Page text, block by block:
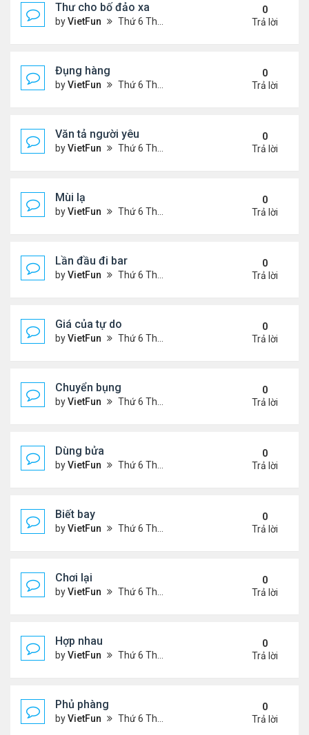
Thư cho bố đảo xa
byVietFun Thứ 6 Tháng 11 05, 2021 3:06 pm
0
Trả lời
Đụng hàng
byVietFun Thứ 6 Tháng 11 05, 2021 3:02 pm
0
Trả lời
Văn tả người yêu
byVietFun Thứ 6 Tháng 11 05, 2021 2:49 pm
0
Trả lời
Mùi lạ
byVietFun Thứ 6 Tháng 11 05, 2021 2:42 pm
0
Trả lời
Lần đầu đi bar
byVietFun Thứ 6 Tháng 11 05, 2021 2:40 pm
0
Trả lời
Giá của tự do
byVietFun Thứ 6 Tháng 11 05, 2021 1:38 pm
0
Trả lời
Chuyển bụng
byVietFun Thứ 6 Tháng 11 05, 2021 1:36 pm
0
Trả lời
Dùng bửa
byVietFun Thứ 6 Tháng 11 05, 2021 1:28 pm
0
Trả lời
Biết bay
byVietFun Thứ 6 Tháng 11 05, 2021 1:26 pm
0
Trả lời
Chơi lại
byVietFun Thứ 6 Tháng 11 05, 2021 1:11 pm
0
Trả lời
Hợp nhau
byVietFun Thứ 6 Tháng 11 05, 2021 1:10 pm
0
Trả lời
Phủ phàng
byVietFun Thứ 6 Tháng 11 05, 2021 12:53 pm
0
Trả lời